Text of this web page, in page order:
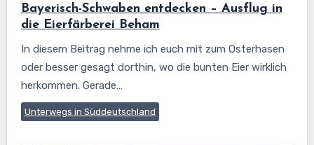
Bayerisch-Schwaben entdecken – Ausflug in
die Eierfärberei Beham
Unterwegs in Süddeutschland
In diesem Beitrag nehme ich euch mit zum Osterhasen
oder besser gesagt dorthin, wo die bunten Eier wirklich
herkommen. Gerade…